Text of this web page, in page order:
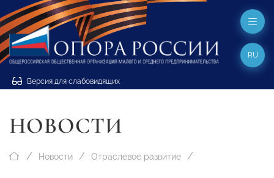
Версия для слабовидящих
RU
НОВОСТИ
Новости Отраслевое развитие